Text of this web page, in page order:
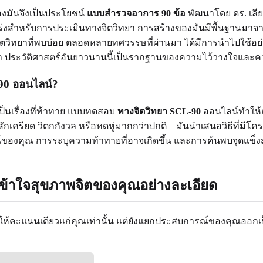
งมันจึงเป็นประโยชน์ แบบสำรวจอาการ 90 ข้อ พัฒนาโดย ดร. เลี
สำหรับการประเมินทางจิตวิทยา การสร้างของมันมีพื้นฐานมา
ทยาที่พบบ่อย ตลอดหลายทศวรรษที่ผ่านมา ได้มีการนำไปใช้อ
ระวัติศาสตร์อันยาวนานนี้เป็นรากฐานของความไว้วางใจและ
ออนไลน์?
นเรื่องที่ท้าทาย แบบทดสอบ ทางจิตวิทยา SCL-90 ออนไลน์ทำให้
เครียด วิตกกังวล หรือหดหู่มากกว่าปกติ—มันนำเสนอวิธีที่มีโค
องคุณ การระบุความท้าทายที่อาจเกิดขึ้น และการค้นพบจุดแ
าใจสุขภาพจิตของคุณอย่างละเอียด
คะแนนเดียวแก่คุณเท่านั้น แต่ยังแยกประสบการณ์ของคุณออก